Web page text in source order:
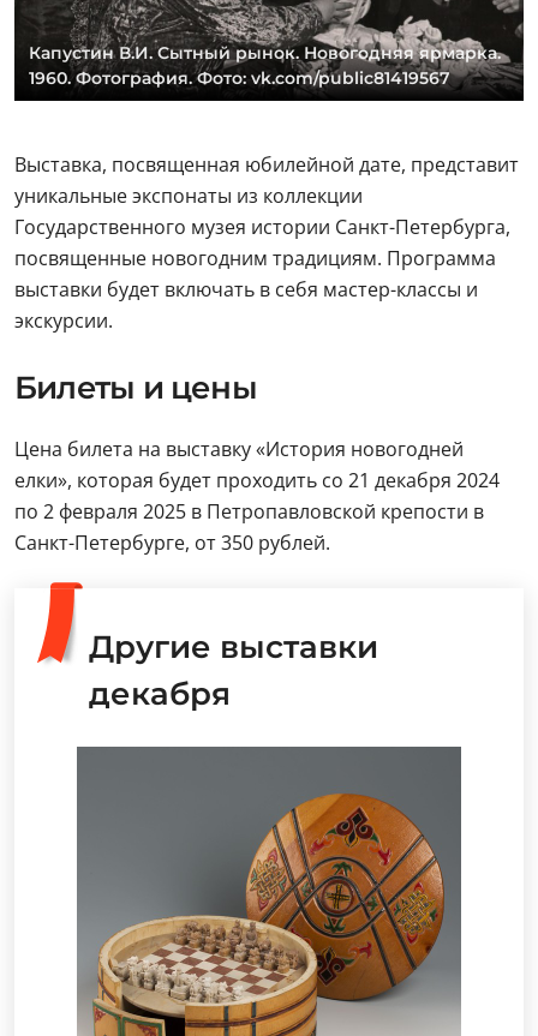
Капустин В.И. Сытный рынок. Новогодняя ярмарка.
1960. Фотография. Фото: vk.com/public81419567
Выставка, посвященная юбилейной дате, представит
уникальные экспонаты из коллекции
Государственного музея истории Санкт-Петербурга,
посвященные новогодним традициям. Программа
выставки будет включать в себя мастер-классы и
экскурсии.
Билеты и цены
Цена билета на выставку «История новогодней
елки», которая будет проходить со 21 декабря 2024
по 2 февраля 2025 в Петропавловской крепости в
Санкт-Петербурге, от 350 рублей.
Другие выставки
декабря